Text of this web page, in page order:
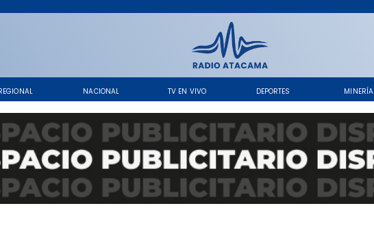
NACIONAL TV EN VIVO DEPORTES MINERÍA